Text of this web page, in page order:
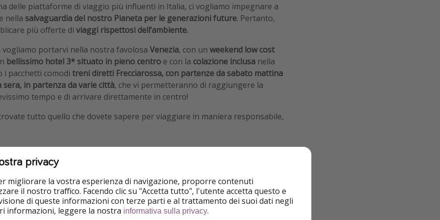
delle piattaforme di viaggio più influenti in Italia, ci vogliamo impegnare a
nella salvaguardia del nostro Pianeta per le generazioni future. Pertanto,
più offerte di viaggi rispettosi dell’ambiente.
portarvi nella nostra favolosa Venezia, con un weekend low cost
bellissimo hotel 3* situato in pieno centro e con la colazione inclusa nella
i pacchetti comodi treni diretti Frecciarossa, con partenze da sabato mattina
in partenza da varie città, che vi permetteranno di raggiungere la
tempo e di arrivare direttamente in centro!
tutto quello che dovete sapere per viaggiare in maniera responsabile,
Ottima posizione Ecologico e sostenibile
privacy
migliorare la vostra esperienza di navigazione, proporre contenuti
il nostro traffico. Facendo clic su "Accetta tutto", l'utente accetta questo e
di queste informazioni con terze parti e al trattamento dei suoi dati negli
informazioni, leggere la nostra informativa sulla privacy.